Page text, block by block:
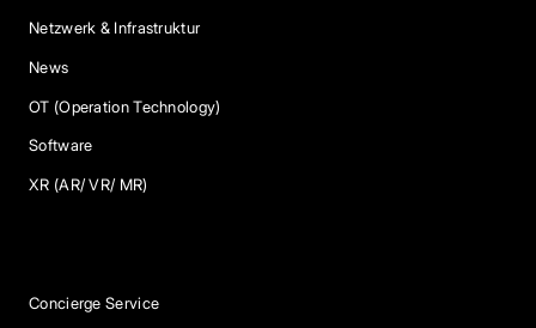
Netzwerk & Infrastruktur
News
OT (Operation Technology)
Software
XR (AR/ VR/ MR)
Concierge Service